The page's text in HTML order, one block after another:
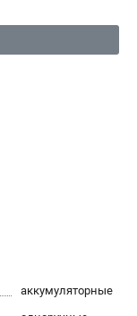
аккумуляторные